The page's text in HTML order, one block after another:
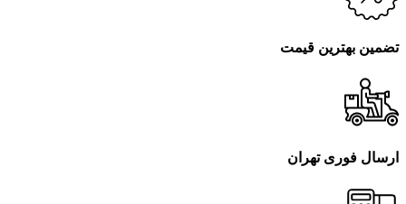
تضمین بهترین قیمت
ارسال فوری تهران